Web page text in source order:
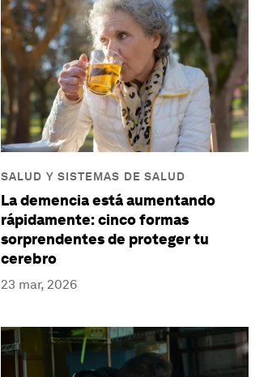
SALUD Y SISTEMAS DE SALUD
La demencia está aumentando
rápidamente: cinco formas
sorprendentes de proteger tu
cerebro
23 mar, 2026